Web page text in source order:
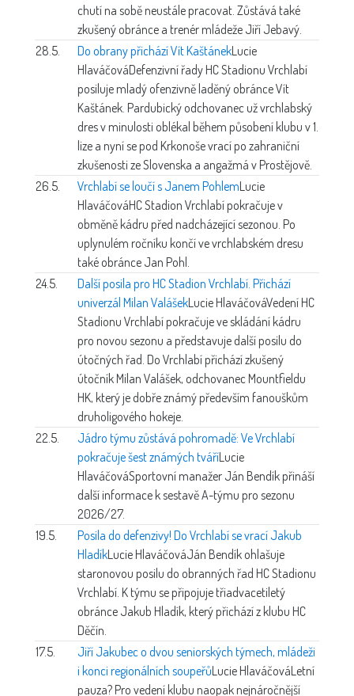
chutí na sobě neustále pracovat. Zůstává také
zkušený obránce a trenér mládeže Jiří Jebavý.
28.5.
Do obrany přichází Vít KaštánekLucie
HlaváčováDefenzivní řady HC Stadionu Vrchlabí
posiluje mladý ofenzivně laděný obránce Vít
Kaštánek. Pardubický odchovanec už vrchlabský
dres v minulosti oblékal během působení klubu v 1.
lize a nyní se pod Krkonoše vrací po zahraniční
zkušenosti ze Slovenska a angažmá v Prostějově.
26.5.
Vrchlabí se loučí s Janem PohlemLucie
HlaváčováHC Stadion Vrchlabí pokračuje v
obměně kádru před nadcházející sezonou. Po
uplynulém ročníku končí ve vrchlabském dresu
také obránce Jan Pohl.
24.5.
Další posila pro HC Stadion Vrchlabí. Přichází
univerzál Milan ValášekLucie HlaváčováVedení HC
Stadionu Vrchlabí pokračuje ve skládání kádru
pro novou sezonu a představuje další posilu do
útočných řad. Do Vrchlabí přichází zkušený
útočník Milan Valášek, odchovanec Mountfieldu
HK, který je dobře známý především fanouškům
druholigového hokeje.
22.5.
Jádro týmu zůstává pohromadě: Ve Vrchlabí
pokračuje šest známých tváříLucie
HlaváčováSportovní manažer Ján Bendík přináší
další informace k sestavě A-týmu pro sezonu
2026/27.
19.5.
Posila do defenzivy! Do Vrchlabí se vrací Jakub
HladíkLucie HlaváčováJán Bendík ohlašuje
staronovou posilu do obranných řad HC Stadionu
Vrchlabí. K týmu se připojuje třiadvacetiletý
obránce Jakub Hladík, který přichází z klubu HC
Děčín.
17.5.
Jiří Jakubec o dvou seniorských týmech, mládeži
i konci regionálních soupeřůLucie HlaváčováLetní
pauza? Pro vedení klubu naopak nejnáročnější